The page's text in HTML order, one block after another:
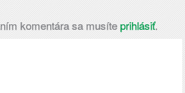
komentára sa musíteprihlásiť.